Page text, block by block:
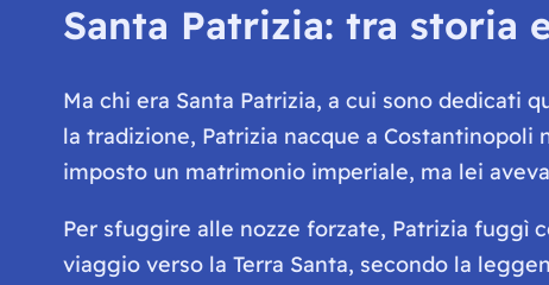
Santa Patrizia: tra storia
Ma chi era Santa Patrizia, a cui sono dedicati
la tradizione, Patrizia nacque a
imposto un matrimonio imperiale, ma lei
Per sfuggire alle nozze forzate, Patrizia fuggì
viaggio verso la Terra Santa, secondo la